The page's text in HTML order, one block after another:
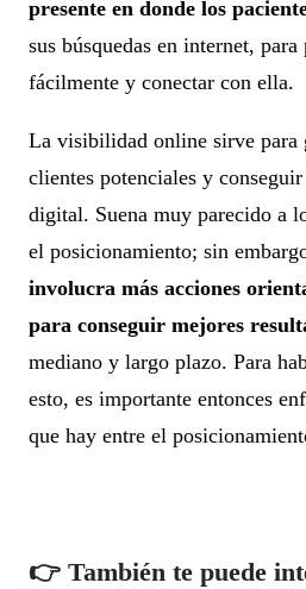
presente en donde los
sus búsquedas en internet,
fácilmente y conectar con ella.
La visibilidad online sirve para
clientes potenciales y
digital. Suena muy parecido a
el posicionamiento; sin
involucra más acciones
para conseguir mejores
mediano y largo plazo. Para
esto, es importante entonces
que hay entre el
👉 También te puede